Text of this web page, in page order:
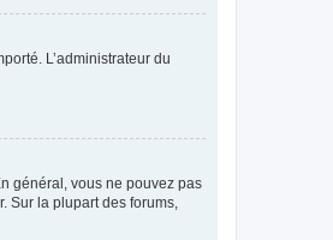
L’administrateur du
général, vous ne pouvez pas
Sur la plupart des forums,